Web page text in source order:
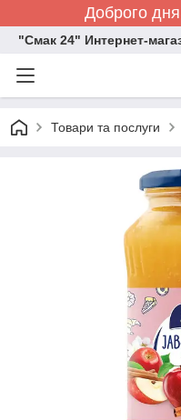
Доброго
"Смак 24" Интернет-
Товари та послуги